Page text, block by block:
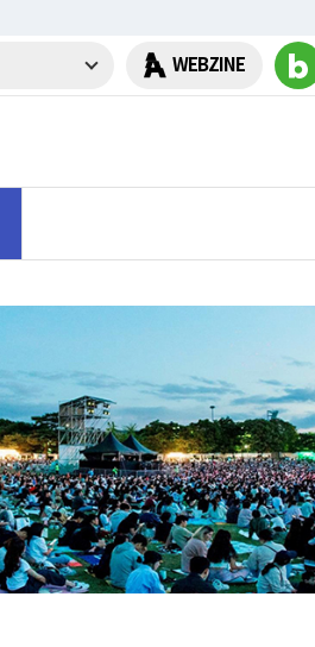
WEBZINE